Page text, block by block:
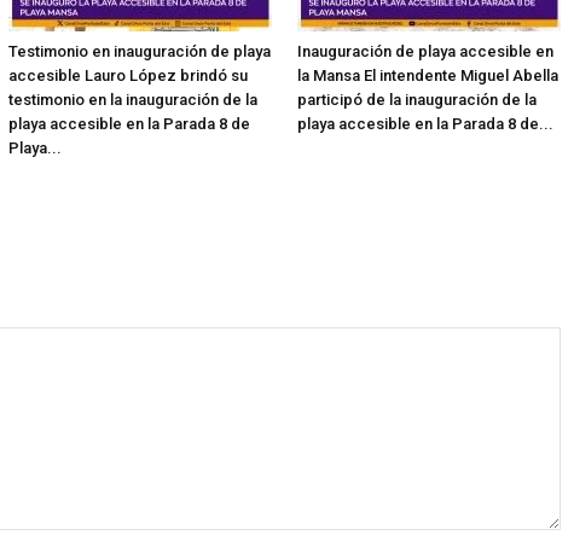
Testimonio en inauguración de playa
accesible Lauro López brindó su
testimonio en la inauguración de la
playa accesible en la Parada 8 de
Playa...
Inauguración de playa accesible en
la Mansa El intendente Miguel Abella
participó de la inauguración de la
playa accesible en la Parada 8 de...